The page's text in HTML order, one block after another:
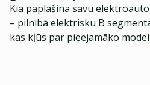
Kia paplašina savu
– pilnībā elektrisku B
kas kļūs par pieejamāko